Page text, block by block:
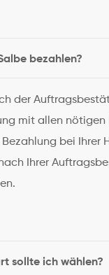
bezahlen?
der
mit allen nötigen
bei Ihrer
Ihrer
sollte ich wählen?